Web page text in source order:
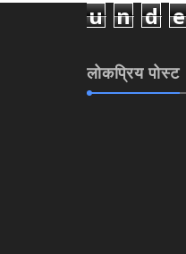
u n d e
लोकप्रिय पोस्ट